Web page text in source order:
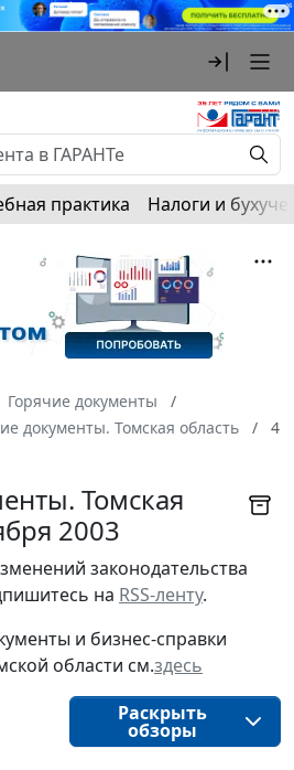
практика Налоги и
Горячие документы
документы. Томская область
4
Томская
2003
законодательства
на RSS-ленту.
и бизнес-справки
области см.здесь
Раскрыть
обзоры